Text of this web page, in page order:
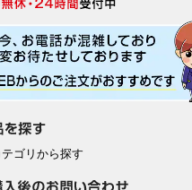
ゴリから探す